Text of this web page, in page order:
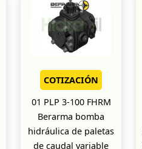
COTIZACIÓN
01 PLP 3-100 FHRM
Berarma bomba
hidráulica de paletas
de caudal variable